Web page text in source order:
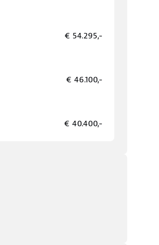
€ 54.295,-
€ 46.100,-
€ 40.400,-